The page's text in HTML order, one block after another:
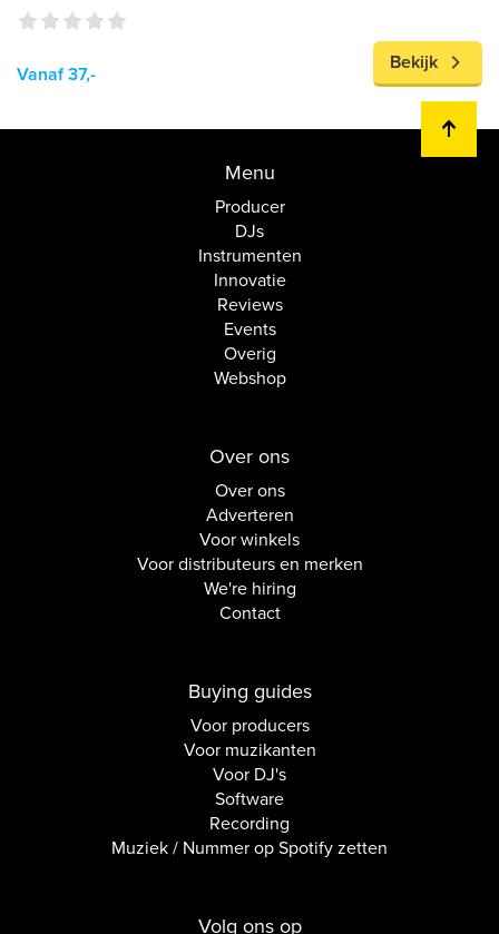
Vanaf 37,-
Bekijk
Menu
Producer
DJs
Instrumenten
Innovatie
Reviews
Events
Overig
Webshop
Over ons
Over ons
Adverteren
Voor winkels
Voor distributeurs en merken
We're hiring
Contact
Buying guides
Voor producers
Voor muzikanten
Voor DJ's
Software
Recording
Muziek / Nummer op Spotify zetten
Volg ons op